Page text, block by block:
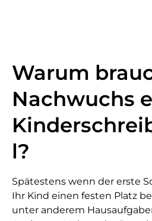
Warum
Nachwuchs
l?
Spätestens wenn der erste
Ihr Kind einen festen Platz
unter anderem